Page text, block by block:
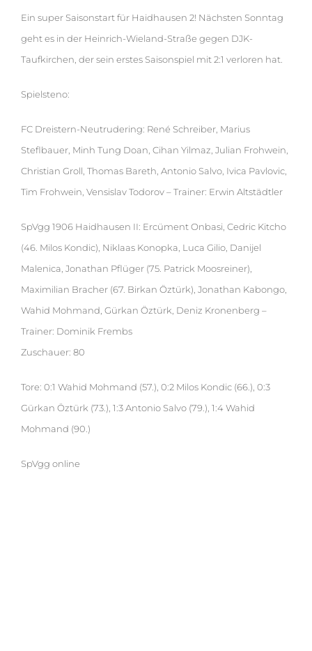
Ein super Saisonstart für Haidhausen 2! Nächsten Sonntag
geht es in der Heinrich-Wieland-Straße gegen DJK-
Taufkirchen, der sein erstes Saisonspiel mit 2:1 verloren hat.
Spielsteno:
FC Dreistern-Neutrudering: René Schreiber, Marius
Steflbauer, Minh Tung Doan, Cihan Yilmaz, Julian Frohwein,
Christian Groll, Thomas Bareth, Antonio Salvo, Ivica Pavlovic,
Tim Frohwein, Vensislav Todorov – Trainer: Erwin Altstädtler
SpVgg 1906 Haidhausen II: Ercüment Onbasi, Cedric Kitcho
(46. Milos Kondic), Niklaas Konopka, Luca Gilio, Danijel
Malenica, Jonathan Pflüger (75. Patrick Moosreiner),
Maximilian Bracher (67. Birkan Öztürk), Jonathan Kabongo,
Wahid Mohmand, Gürkan Öztürk, Deniz Kronenberg –
Trainer: Dominik Frembs
Zuschauer: 80
Tore: 0:1 Wahid Mohmand (57.), 0:2 Milos Kondic (66.), 0:3
Gürkan Öztürk (73.), 1:3 Antonio Salvo (79.), 1:4 Wahid
Mohmand (90.)
SpVgg online